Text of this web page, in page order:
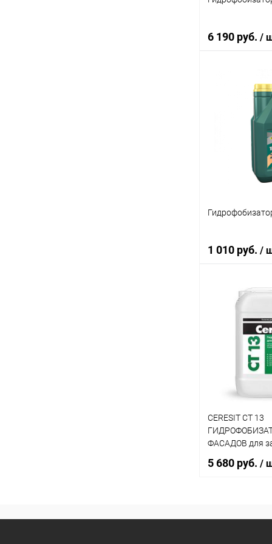
6 190 руб. /
В
Купить в 1 клик
В избранное
1 010 руб. /
Купить в 1
В избранное
CERESIT CT 13
ФАСАДОВ для
загрязнения
5 680 руб. /